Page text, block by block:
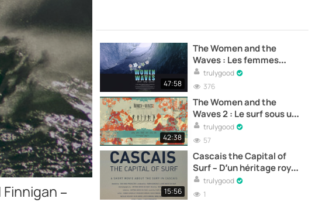
–
47:58
The Women and the
Waves : Les femmes
défient et revendiquent
leur place dans le monde
complet en ligne
trulygood
376
42:38
The Women and the
Waves 2 : Le surf sous une
perspective féminine -
Documentaire complet
trulygood
57
15:56
Cascais the Capital of
Surf – D’un héritage royal
à la capitale du surf –
Documentaire
trulygood
1